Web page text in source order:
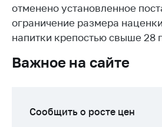
Новости
Обратиться в МАРТ
Личный прием
линия
отменено установленное
ограничение размера
напитки крепостью свыше 28
Важное на сайте
Сообщить о росте цен